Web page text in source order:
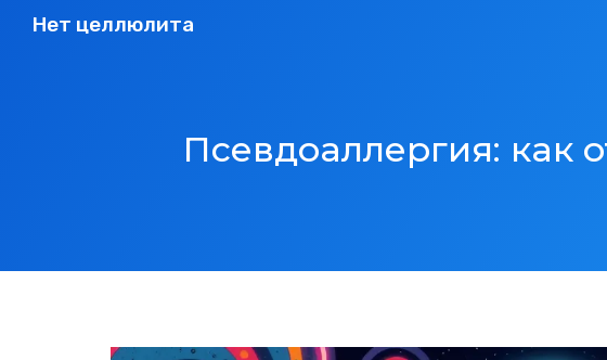
Нет целлюлита
Псевдоаллергия: как